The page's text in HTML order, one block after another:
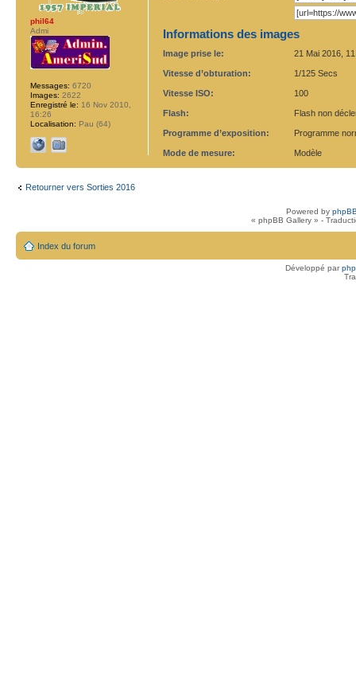
Informations des images
Image prise le: 21 Mai 2016,
Vitesse d’obturation: 1/125 Secs
Vitesse ISO: 100
Flash: Flash non
Programme d’exposition: Programme
Mode de mesure: Modèle
phil64
Admi
Messages: 6720
Images: 2622
Enregistré le: 16 Nov 2010,
16:26
Localisation: Pau (64)
Retourner vers Sorties 2016
Powered by
« phpBB Gallery » -
Index du forum
Développé par